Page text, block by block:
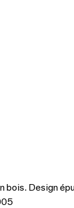
Design